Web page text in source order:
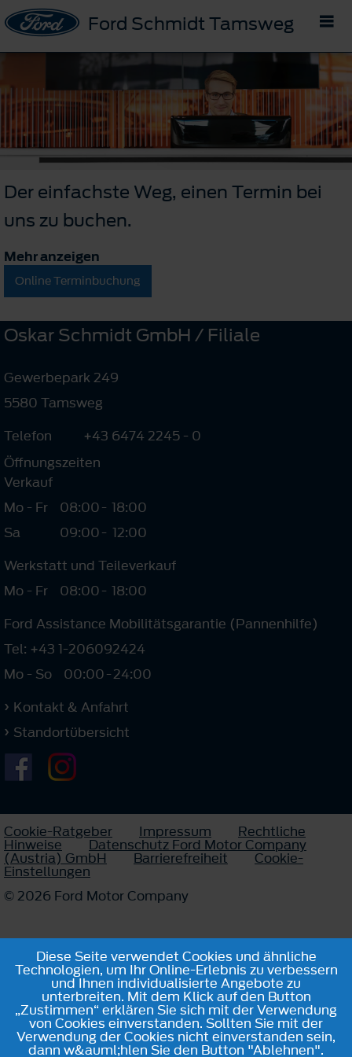
Ford Schmidt Tamsweg
Der einfachste Weg, einen Termin bei
uns zu buchen.
Mehr anzeigen
Online Terminbuchung
Oskar Schmidt GmbH / Filiale
Gewerbepark 249
5580 Tamsweg
Telefon
+43 6474 2245 - 0
Öffnungszeiten
Verkauf
Mo - Fr
08:00- 18:00
Sa
09:00- 12:00
Werkstatt und Teileverkauf
Mo - Fr
08:00- 18:00
Ford Assistance Mobilitätsgarantie (Pannenhilfe)
Tel: +43 1-206092424
Mo - So
00:00-24:00
Kontakt & Anfahrt
Standortübersicht
Cookie-Ratgeber Impressum Rechtliche
Hinweise Datenschutz Ford Motor Company
(Austria) GmbH Barrierefreiheit Cookie-
Einstellungen
© 2026 Ford Motor Company
Diese Seite verwendet Cookies und ähnliche
Technologien, um Ihr Online-Erlebnis zu verbessern
und Ihnen individualisierte Angebote zu
unterbreiten. Mit dem Klick auf den Button
„Zustimmen“ erklären Sie sich mit der Verwendung
von Cookies einverstanden. Sollten Sie mit der
Verwendung der Cookies nicht einverstanden sein,
dann w&auml;hlen Sie den Button "Ablehnen".